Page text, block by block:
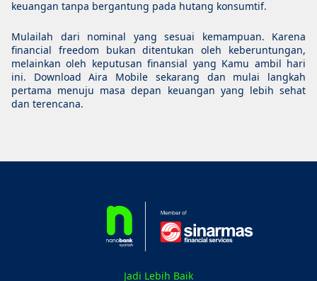
keuangan tanpa bergantung pada hutang konsumtif.
Mulailah dari nominal yang sesuai kemampuan. Karena
financial freedom bukan ditentukan oleh keberuntungan,
melainkan oleh keputusan finansial yang Kamu ambil hari
ini. Download Aira Mobile sekarang dan mulai langkah
pertama menuju masa depan keuangan yang lebih sehat
dan terencana.
Jadi Lebih Baik